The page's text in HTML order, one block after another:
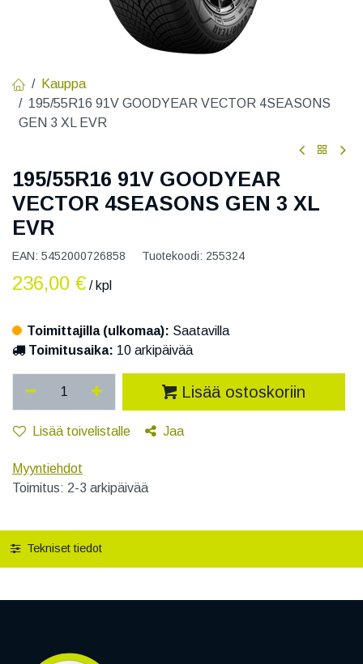
Kauppa
195/55R16 91V GOODYEAR VECTOR 4SEASONS
GEN 3 XL EVR
195/55R16 91V GOODYEAR
VECTOR 4SEASONS GEN 3 XL
EVR
EAN: 5452000726858 Tuotekoodi: 255324
236,00 € / kpl
Toimittajilla (ulkomaa): Saatavilla
Toimitusaika: 10 arkipäivää
Lisää ostoskoriin
Lisää toivelistalle Jaa
Myyntiehdot
Toimitus: 2-3 arkipäivää
Tekniset tiedot